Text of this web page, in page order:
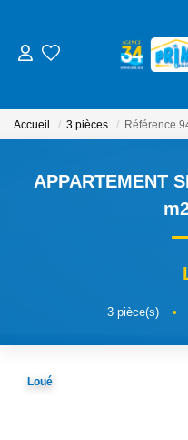
Accueil 3 pièces Référence
APPARTEMENT
3pièce(s) •
Loué